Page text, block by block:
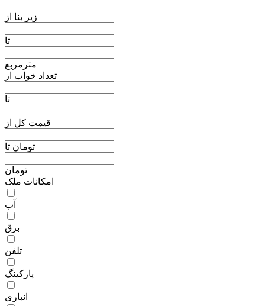
زیر بنا از
تا
مترمربع
تعداد خواب از
تا
قیمت کل از
تومان تا
تومان
امکانات ملک
آب
برق
تلفن
پارکینگ
انباری